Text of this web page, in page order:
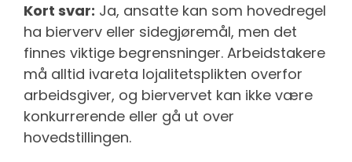
Kort svar: Ja, ansatte kan som hovedregel
ha bierverv eller sidegjøremål, men det
finnes viktige begrensninger. Arbeidstakere
må alltid ivareta lojalitetsplikten overfor
arbeidsgiver, og biervervet kan ikke være
konkurrerende eller gå ut over
hovedstillingen.